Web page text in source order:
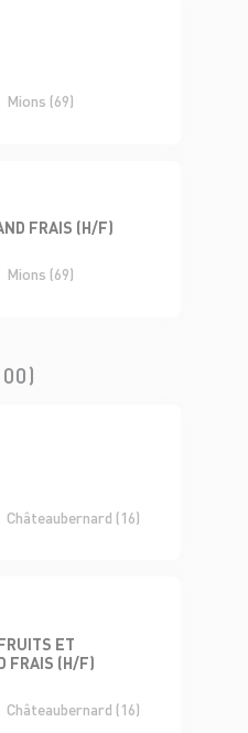
Mions (69)
FRAIS (H/F)
Mions (69)
Châteaubernard (16)
ET
FRAIS (H/F)
Châteaubernard (16)